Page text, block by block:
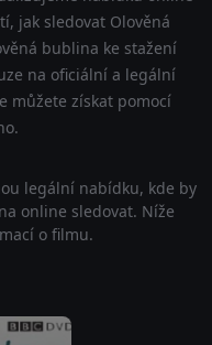
jak sledovat Olověná
bublina ke stažení
na oficiální a legální
můžete získat pomocí
legální nabídku, kde by
online sledovat. Níže
o filmu.